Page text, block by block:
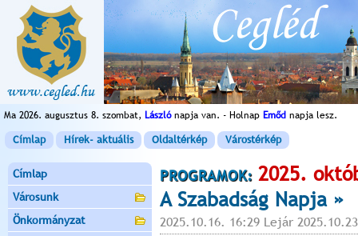
Ma 2026. augusztus 8. szombat, Lászlónapja van. - Holnap Emőd napja lesz.
Címlap Hírek- aktuális Oldaltérkép Várostérkép
Címlap
Városunk
Önkormányzat
PROGRAMOK: 2025.
A Szabadság Napja »
2025.10.16. 16:29 Lejár